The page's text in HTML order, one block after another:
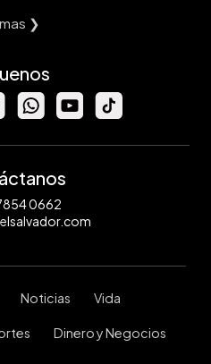
❯
0662
Noticias Vida
Dinero y Negocios